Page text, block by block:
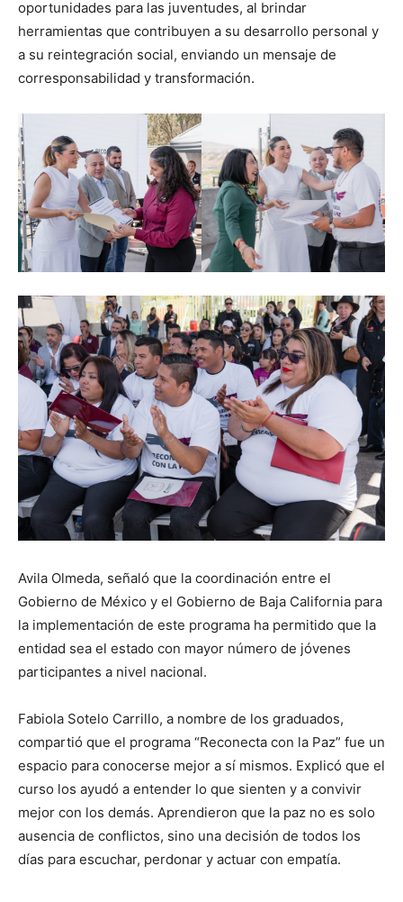
oportunidades para las juventudes, al brindar
herramientas que contribuyen a su desarrollo personal y
a su reintegración social, enviando un mensaje de
corresponsabilidad y transformación.
Avila Olmeda, señaló que la coordinación entre el
Gobierno de México y el Gobierno de Baja California para
la implementación de este programa ha permitido que la
entidad sea el estado con mayor número de jóvenes
participantes a nivel nacional.
Fabiola Sotelo Carrillo, a nombre de los graduados,
compartió que el programa “Reconecta con la Paz” fue un
espacio para conocerse mejor a sí mismos. Explicó que el
curso los ayudó a entender lo que sienten y a convivir
mejor con los demás. Aprendieron que la paz no es solo
ausencia de conflictos, sino una decisión de todos los
días para escuchar, perdonar y actuar con empatía.